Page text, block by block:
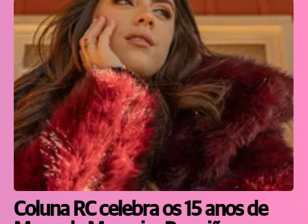
Coluna RC celebra os 15 anos de